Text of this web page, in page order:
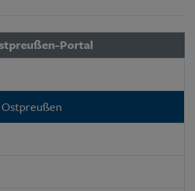
Portal